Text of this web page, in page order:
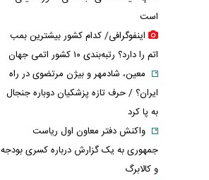
است
اینفوگرافی/ کدام کشور بیشترین بمب
اتم را دارد؟ رتبه‌بندی ۱۰ کشور اتمی جهان
معین، شادمهر و بیژن مرتضوی در راه
ایران؟ / حرف تازه پزشکیان دوباره جنجال
به پا کرد
واکنش دفتر معاون اول ریاست
جمهوری به یک گزارش درباره کسری بودجه
و کالابرگ